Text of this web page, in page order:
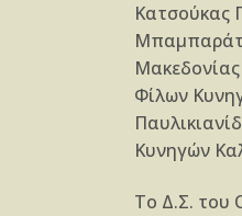
Κατσούκας
Φίλων
Κυνηγών
Το Δ.Σ. του